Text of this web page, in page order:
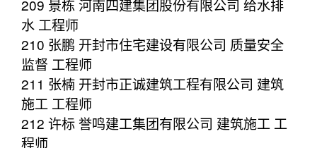
209 景栋 河南四建集团股份有限公司 给水排
水 工程师
210 张鹏 开封市住宅建设有限公司 质量安全
监督 工程师
211 张楠 开封市正诚建筑工程有限公司 建筑
施工 工程师
212 许标 誉鸣建工集团有限公司 建筑施工 工
程师